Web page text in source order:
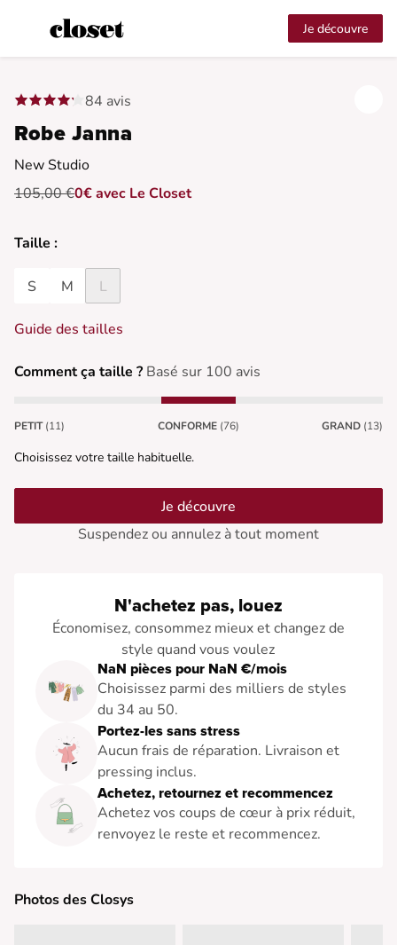
Je découvre
84 avis
Robe Janna
New Studio
105,00 €0€ avec Le Closet
Taille :
S M L
Guide des tailles
Comment ça taille ? Basé sur 100 avis
PETIT (11) CONFORME (76) GRAND (13)
Choisissez votre taille habituelle.
Je découvre
Suspendez ou annulez à tout moment
N'achetez pas, louez
Économisez, consommez mieux et changez de
style quand vous voulez
NaN pièces pour NaN €/mois
Choisissez parmi des milliers de styles
du 34 au 50.
Portez-les sans stress
Aucun frais de réparation. Livraison et
pressing inclus.
Achetez, retournez et recommencez
Achetez vos coups de cœur à prix réduit,
renvoyez le reste et recommencez.
Photos des Closys